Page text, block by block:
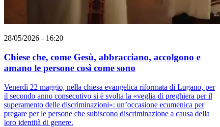
28/05/2026 - 16:20
Chiese che, come Gesù, abbracciano, accolgono e
amano le persone così come sono
Venerdì 22 maggio, nella chiesa evangelica riformata di Lugano, per
il secondo anno consecutivo si è svolta la «veglia di preghiera per il
superamento delle discriminazioni»: un’occasione ecumenica per
pregare per le persone che subiscono discriminazione a causa della
loro identità di genere.